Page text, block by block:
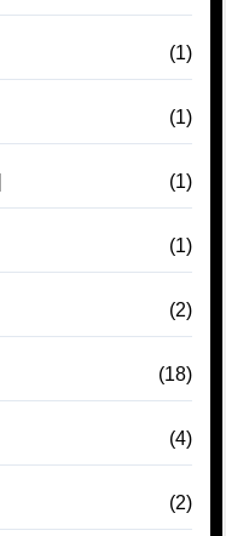
(1)
(1)
(1)
(1)
(2)
(18)
(4)
(2)